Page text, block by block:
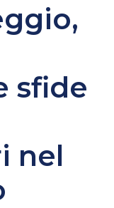
sfide
nel